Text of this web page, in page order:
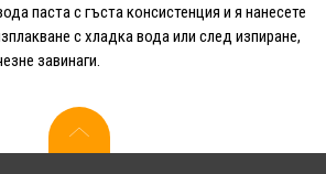
паста с гъста консистенция и я нанесете
с хладка вода или след изпиране,
завинаги.